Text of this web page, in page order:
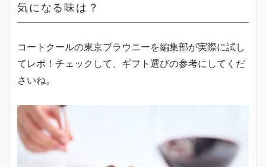
気になる味は？
コートクールの東京ブラウニーを編集部が実際に試し
てレポ！チェックして、ギフト選びの参考にしてくだ
さいね。